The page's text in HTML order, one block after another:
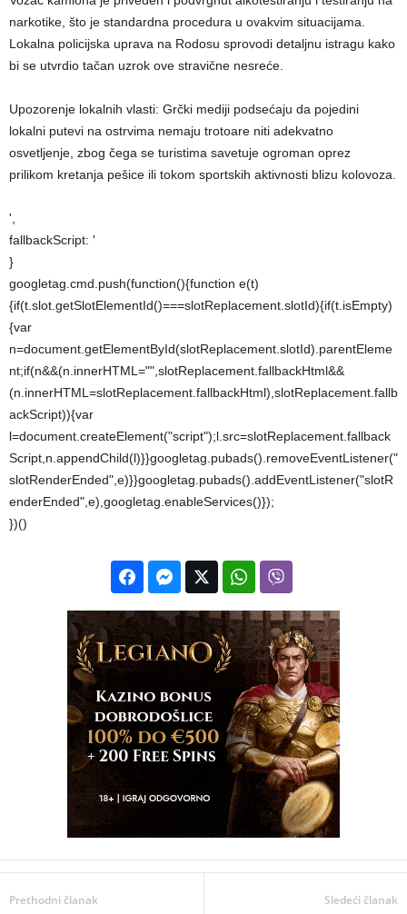
narkotike, što je standardna procedura u ovakvim situacijama.
Lokalna policijska uprava na Rodosu sprovodi detaljnu istragu kako
bi se utvrdio tačan uzrok ove stravične nesreće.
Upozorenje lokalnih vlasti: Grčki mediji podsećaju da pojedini
lokalni putevi na ostrvima nemaju trotoare niti adekvatno
osvetljenje, zbog čega se turistima savetuje ogroman oprez
prilikom kretanja pešice ili tokom sportskih aktivnosti blizu kolovoza.
',
fallbackScript: '
}
googletag.cmd.push(function(){function e(t)
{if(t.slot.getSlotElementId()===slotReplacement.slotId){if(t.isEmpty)
{var
n=document.getElementById(slotReplacement.slotId).parentEleme
nt;if(n&&(n.innerHTML="",slotReplacement.fallbackHtml&&
(n.innerHTML=slotReplacement.fallbackHtml),slotReplacement.fallb
ackScript)){var
l=document.createElement("script");l.src=slotReplacement.fallback
Script,n.appendChild(l)}}googletag.pubads().removeEventListener("
slotRenderEnded",e)}}googletag.pubads().addEventListener("slotR
enderEnded",e),googletag.enableServices()});
})()
Prethodni članak Sledeći članak